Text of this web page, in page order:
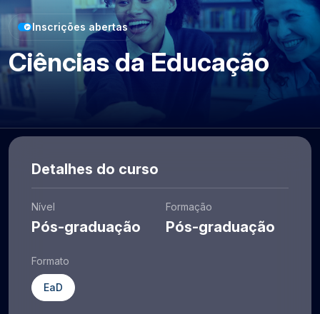
Inscrições abertas
Ciências da Educação
Detalhes do curso
Nível
Pós-graduação
Formação
Pós-graduação
Formato
EaD